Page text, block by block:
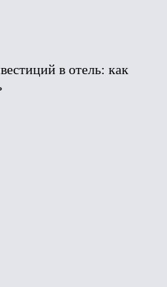
в отель: как